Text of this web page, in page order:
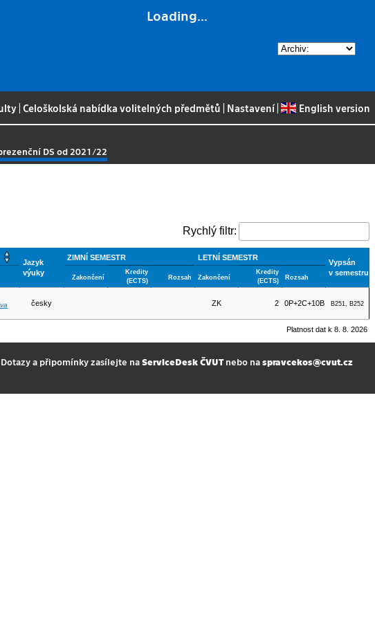
Loading...
|Celoškolská nabídka volitelných předmětů Nastavení| English version
DS od 2021/22
Rychlý filtr:
Jazyk
výuky
ZIMNÍ SEMESTR LETNÍ SEMESTR
Vypsán
v semestru
Zakončení
Kredity
(ECTS)
Rozsah Zakončení
Kredity
(ECTS)
Rozsah
česky ZK 2 0P+2C+10B B251, B252
Platnost dat k 8. 8. 2026
Dotazy a připomínky zasílejte naServiceDesk ČVUTnebo naspravcekos@cvut.cz